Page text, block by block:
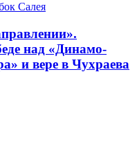
Салея
над «Динамо-
и вере в Чухраева